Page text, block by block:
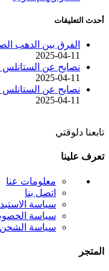
أحدث التعليقات
الفرق بين الدهب
2025-04-11
نصايح عن الستانلس
2025-04-11
نصايح عن الستانلس
2025-04-11
تابعنا دلوقتي
تعرف علينا
معلومات عنا
اتصل بنا
سياسة
سياسة
سياسة الشحن
المتجر